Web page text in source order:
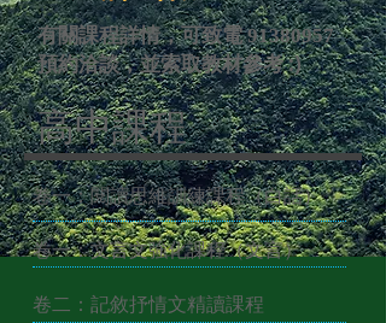
有關課程詳情，可致電91380957
預約洽談，並索取教材參考 :)
高中課程
卷一：閱讀思維訓練課程（白話）
卷一：文言文強化課程（文言）
卷二：記敘抒情文精讀課程